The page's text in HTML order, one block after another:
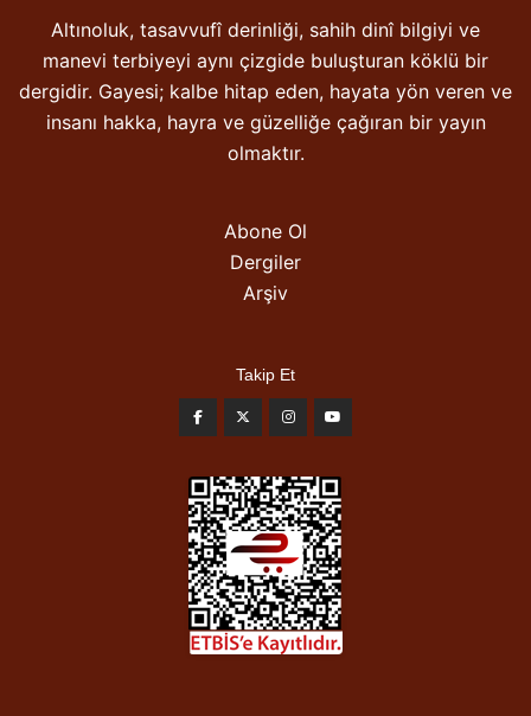
Altınoluk, tasavvufî derinliği, sahih dinî bilgiyi ve
manevi terbiyeyi aynı çizgide buluşturan köklü bir
dergidir. Gayesi; kalbe hitap eden, hayata yön veren ve
insanı hakka, hayra ve güzelliğe çağıran bir yayın
olmaktır.
Abone Ol
Dergiler
Arşiv
Takip Et